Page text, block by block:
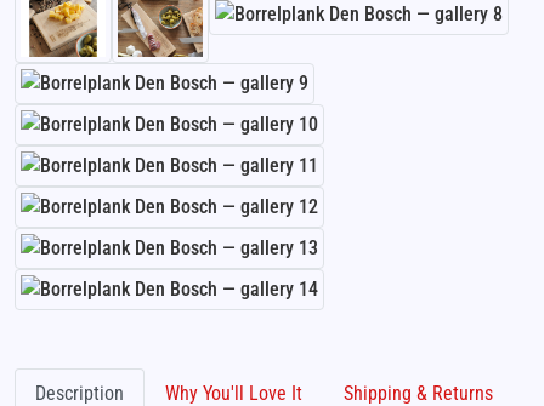
Description Why You'll Love It Shipping & Returns